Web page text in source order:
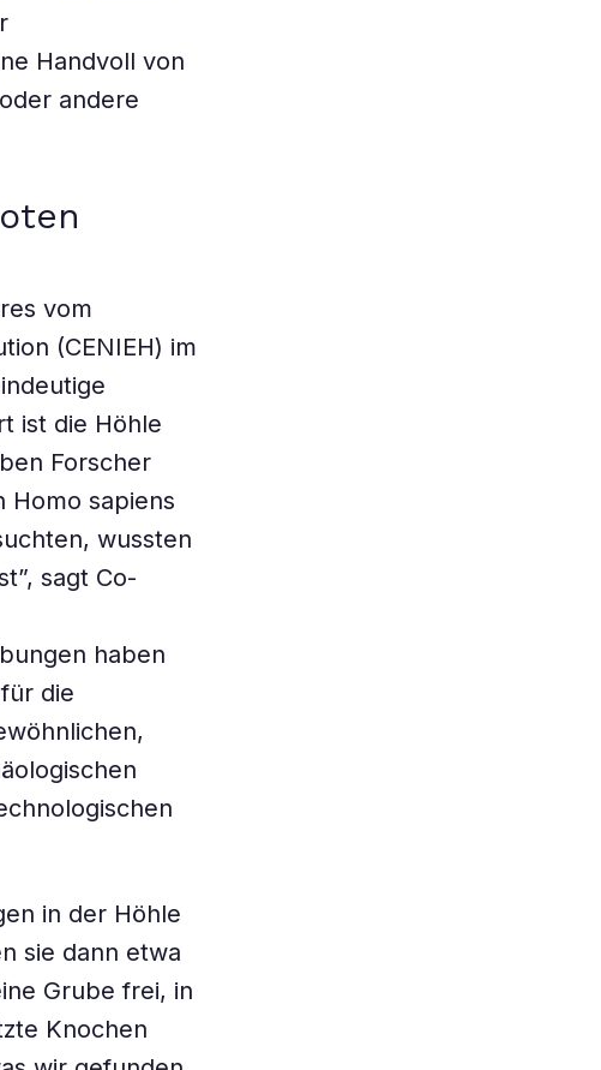
Handvoll von
andere
vom
(CENIEH) im
ist die Höhle
Forscher
Homo sapiens
wussten
sagt Co-
haben
die
in der Höhle
sie dann etwa
Grube frei, in
Knochen